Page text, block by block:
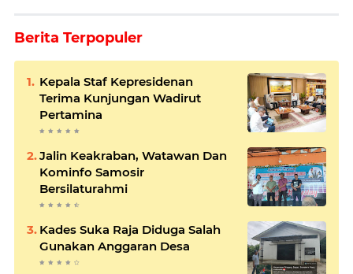
Berita Terpopuler
Kepala Staf Kepresidenan
Terima Kunjungan Wadirut
Pertamina
Jalin Keakraban, Watawan Dan
Kominfo Samosir
Bersilaturahmi
Kades Suka Raja Diduga Salah
Gunakan Anggaran Desa